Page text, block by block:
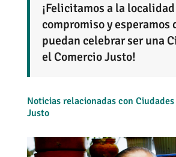
¡Felicitamos a la
compromiso y esperamos
puedan celebrar ser una
el Comercio Justo!
Noticias relacionadas con
Justo